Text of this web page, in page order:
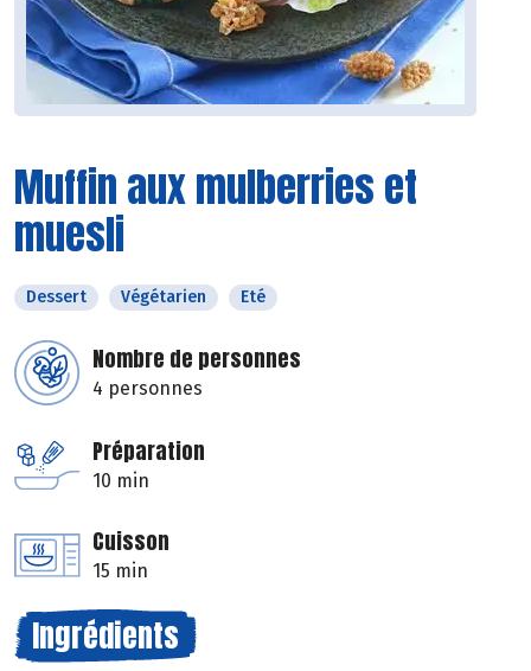
Muffin aux mulberries et
muesli
Dessert Végétarien Eté
Nombre de personnes
4 personnes
Préparation
10 min
Cuisson
15 min
Ingrédients